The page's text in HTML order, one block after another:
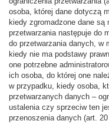
osoba, której dane dotyczą
kiedy zgromadzone dane są
przetwarzania następuje do
do przetwarzania danych, w
kiedy nie ma podstawy
one potrzebne
ich osoba, do której one
w przypadku, kiedy osoba,
przetwarzanych danych –
ustalenia czy sprzeciw ten
przenoszenia danych (art.